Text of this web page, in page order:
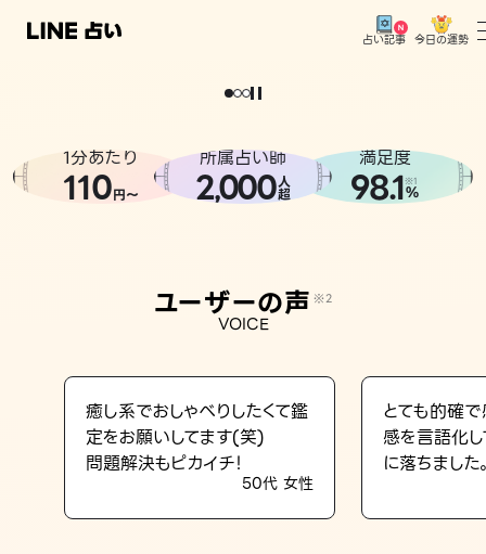
占い記事 今日の運勢
相談事例
占い記事
LINE占いを開く
どうせなら
。
1分あたり
110円〜
所属占い師
2,000人
超
満足度
98.1※1
%
ユーザーの声 ※2
VOICE
癒し系でおしゃべりしたくて鑑
定をお願いしてます(笑)
問題解決もピカイチ！
50代 女性
とても的確
感を言語化
に落ちました